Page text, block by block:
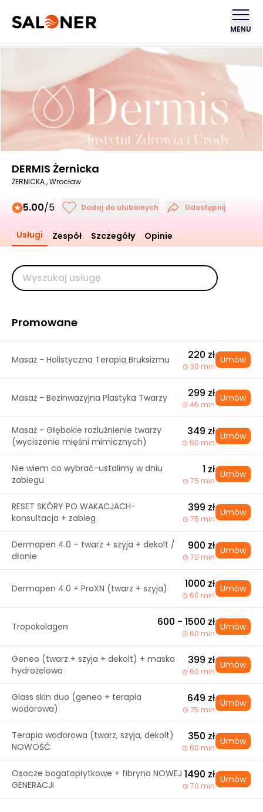
MENU
DERMIS Żernicka
ŻERNICKA , Wrocław
5.00/5 Dodaj do ulubionych Udostępnij
Usługi Zespół Szczegóły Opinie
Promowane
Masaż - Holistyczna Terapia Bruksizmu 220 zł
30 min
Umów
Masaż - Bezinwazyjna Plastyka Twarzy 299 zł
45 min
Umów
Masaż - Głębokie rozluźnienie twarzy
(wyciszenie mięśni mimicznych)
349 zł
60 min
Umów
Nie wiem co wybrać-ustalimy w dniu
zabiegu
1 zł
75 min
Umów
RESET SKÓRY PO WAKACJACH-
konsultacja + zabieg
399 zł
75 min
Umów
Dermapen 4.0 – twarz + szyja + dekolt /
dłonie
900 zł
70 min
Umów
Dermapen 4.0 + ProXN (twarz + szyja) 1000 zł
60 min
Umów
Tropokolagen 600 - 1500 zł
60 min
Umów
Geneo (twarz + szyja + dekolt) + maska
hydrożelowa
399 zł
60 min
Umów
Glass skin duo (geneo + terapia
wodorowa)
649 zł
75 min
Umów
Terapia wodorowa (twarz, szyja, dekolt)
NOWOŚĆ
350 zł
60 min
Umów
Osocze bogatopłytkowe + fibryna NOWEJ
GENERACJI
1490 zł
70 min
Umów